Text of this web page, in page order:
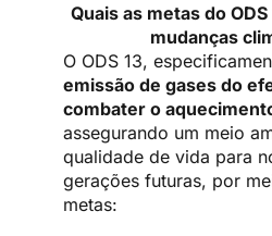
Quais as metas do
mudanças
O ODS 13,
emissão de gases do
combater o
assegurando um meio
qualidade de vida para
gerações futuras, por
metas: